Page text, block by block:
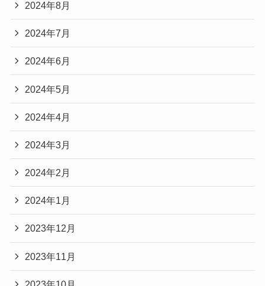
2024年8月
2024年7月
2024年6月
2024年5月
2024年4月
2024年3月
2024年2月
2024年1月
2023年12月
2023年11月